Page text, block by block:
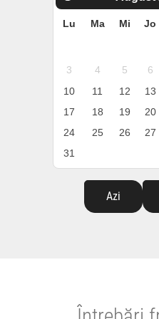
Lu Ma Mi Jo
3
4 5 6
10
11 12 13
17
18 19 20
24
25 26 27
31
Azi